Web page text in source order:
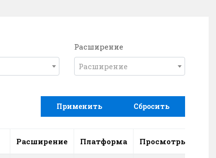
Расширение
Расширение
Применить Сбросить
Расширение Платформа Просмотры